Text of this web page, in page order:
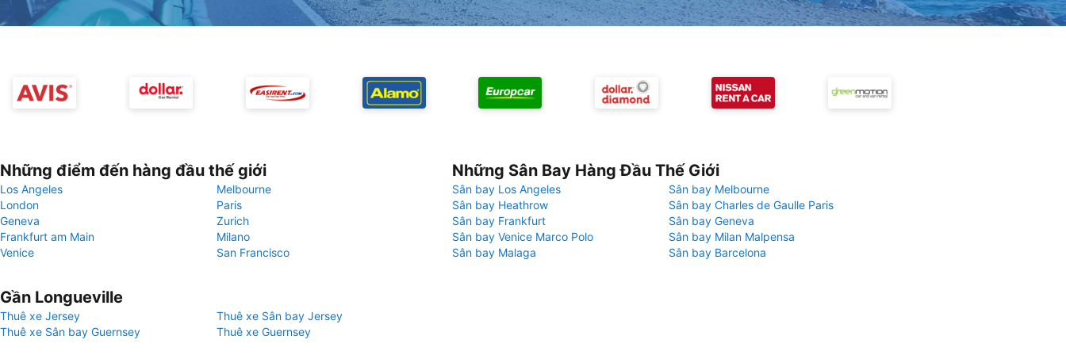
Những điểm đến hàng đầu thế giới
Los Angeles
Melbourne
London
Paris
Geneva
Zurich
Frankfurt am Main
Milano
Venice
San Francisco
Những Sân Bay Hàng Đầu Thế Giới
Sân bay Los Angeles
Sân bay Melbourne
Sân bay Heathrow
Sân bay Charles de Gaulle Paris
Sân bay Frankfurt
Sân bay Geneva
Sân bay Venice Marco Polo
Sân bay Milan Malpensa
Sân bay Malaga
Sân bay Barcelona
Gần Longueville
Thuê xe Jersey
Thuê xe Sân bay Jersey
Thuê xe Sân bay Guernsey
Thuê xe Guernsey